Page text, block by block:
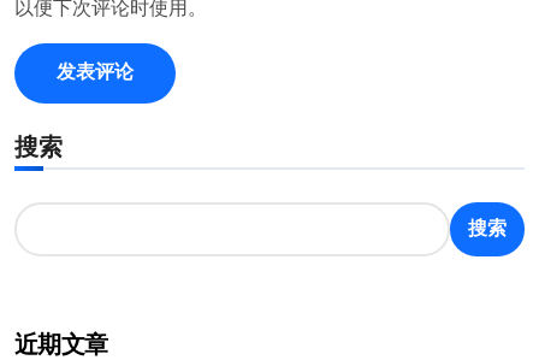
以便下次评论时使用。
搜索
搜索
近期文章